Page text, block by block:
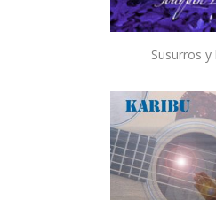
Susurros y